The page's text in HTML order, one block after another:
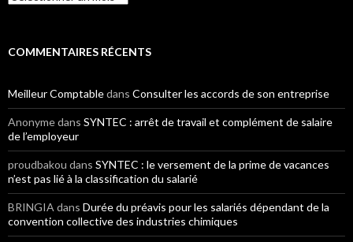
COMMENTAIRES RÉCENTS
Meilleur Comptabledans Consulter les accords de son entreprise
Anonymedans SYNTEC : arrêt de travail et complément de salaire
de l’employeur
proudbakou dans SYNTEC : le versement de la prime de vacances
n’est pas lié à la classification du salarié
BRINGIA dans Durée du préavis pour les salariés dépendant de la
convention collective des industries chimiques